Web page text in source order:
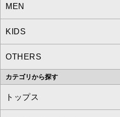
a.v.v
MICHEL KLEIN
MK MICHEL KLEIN
OFUON le MK
MEN
a.v.v
MICHEL KLEIN HOMME
MK MICHEL KLEIN HOMME
KIDS
a.v.v
OTHERS
MK MICHEL KLEIN BAG
カテゴリから探す
トップス